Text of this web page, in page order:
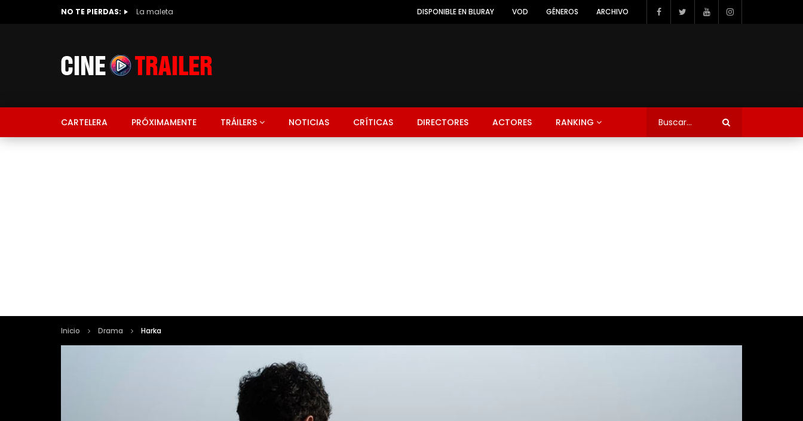
NO TE PIERDAS: La maleta DISPONIBLE EN BLURAY VOD GÉNEROS ARCHIVO
CARTELERA PRÓXIMAMENTE TRÁILERS NOTICIAS CRÍTICAS DIRECTORES ACTORES RANKING
Inicio Drama Harka